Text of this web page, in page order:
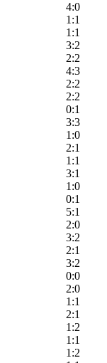
4:0
1:1
1:1
3:2
2:2
4:3
2:2
2:2
0:1
3:3
1:0
2:1
1:1
3:1
1:0
0:1
5:1
2:0
3:2
2:1
3:2
0:0
2:0
1:1
2:1
1:2
1:1
1:2